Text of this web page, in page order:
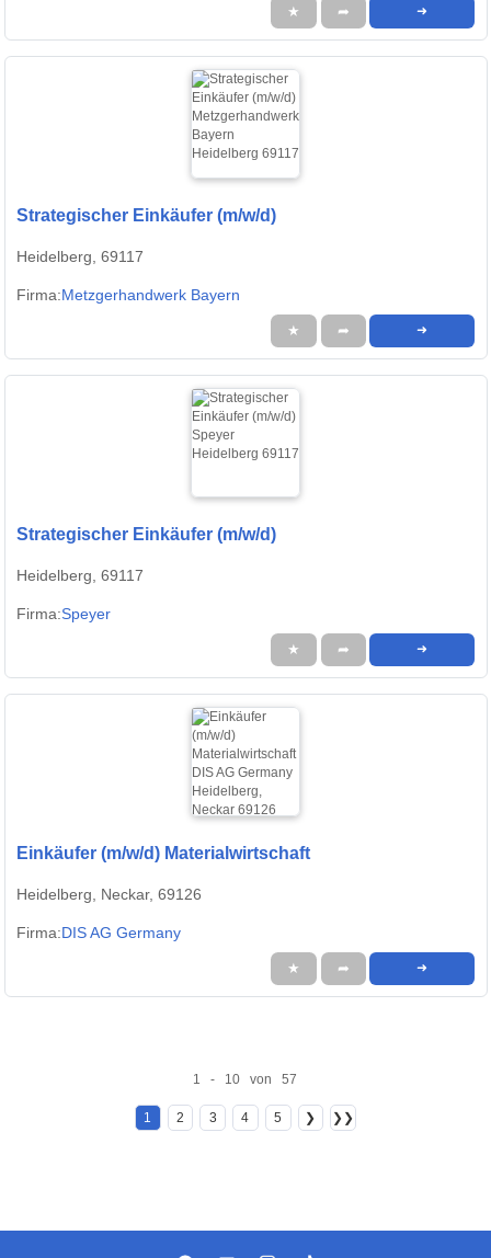
★ ➦ ➜
Strategischer Einkäufer (m/w/d)
Heidelberg, 69117
Firma:Metzgerhandwerk Bayern
★ ➦ ➜
Strategischer Einkäufer (m/w/d)
Heidelberg, 69117
Firma:Speyer
★ ➦ ➜
Einkäufer (m/w/d) Materialwirtschaft
Heidelberg, Neckar, 69126
Firma:DIS AG Germany
★ ➦ ➜
1 - 10 von 57
1 2 3 4 5 ❯ ❯❯